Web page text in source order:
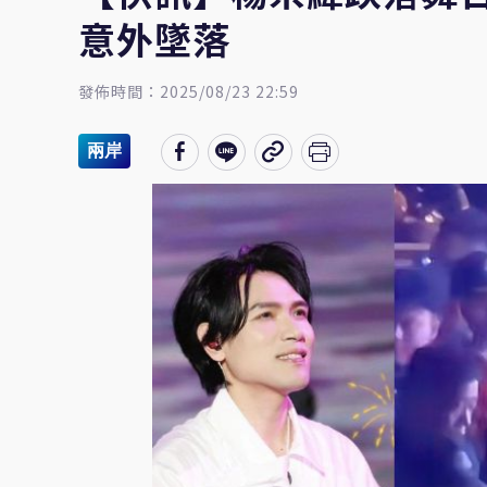
意外墜落
發佈時間：2025/08/23 22:59
兩岸